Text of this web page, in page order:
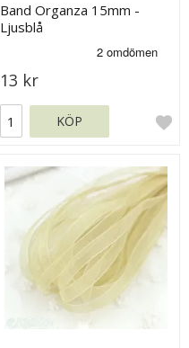
Band Organza 15mm -
Ljusblå
13 kr
KÖP